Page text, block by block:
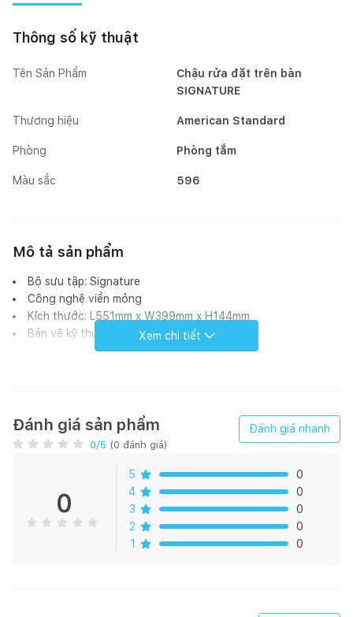
Thông số kỹ thuật
Tên Sản Phẩm
Chậu rửa đặt trên bàn
SIGNATURE
Thương hiệu American Standard
Phòng Phòng tắm
Màu sắc 596
Mô tả sản phẩm
Bộ sưu tập: Signature
Công nghệ viền mỏng
Kích thước: L551mm x W399mm x H144mm
Bản vẽ kỹ thuật
Xem chi tiết
Đánh giá sản phẩm
0/5 (0 đánh giá)
Đánh giá nhanh
0
5
0
4
0
3
0
2
0
1
0